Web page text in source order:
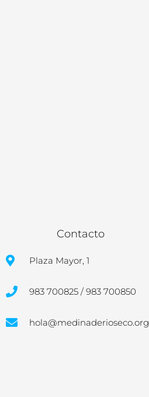
Contacto
Plaza Mayor, 1
983 700825 / 983 700850
hola@medinaderioseco.org